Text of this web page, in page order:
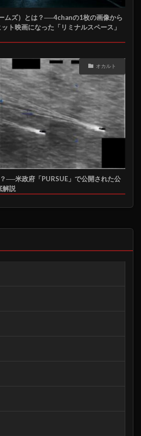
ムズ）とは？──4chanの1枚の画像から
ト映画になった「リミナルスペース」
オカルト
──米政府「PURSUE」で公開された公
解説